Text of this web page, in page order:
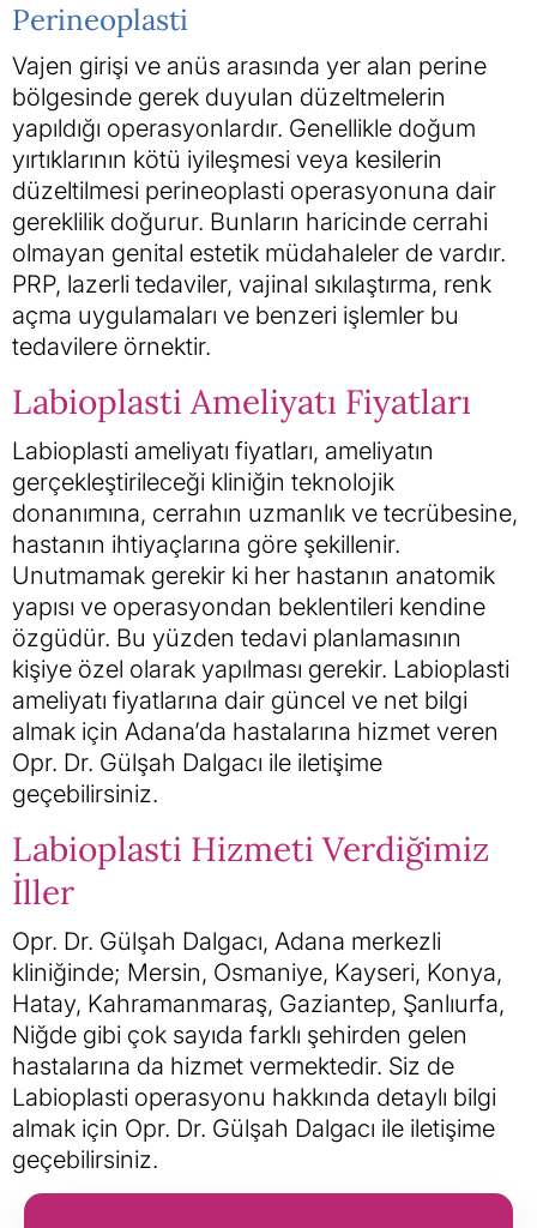
Perineoplasti
Vajen girişi ve anüs arasında yer alan perine
bölgesinde gerek duyulan düzeltmelerin
yapıldığı operasyonlardır. Genellikle doğum
yırtıklarının kötü iyileşmesi veya kesilerin
düzeltilmesi perineoplasti operasyonuna dair
gereklilik doğurur. Bunların haricinde cerrahi
olmayan genital estetik müdahaleler de vardır.
PRP, lazerli tedaviler, vajinal sıkılaştırma, renk
açma uygulamaları ve benzeri işlemler bu
tedavilere örnektir.
Labioplasti Ameliyatı Fiyatları
Labioplasti ameliyatı fiyatları, ameliyatın
gerçekleştirileceği kliniğin teknolojik
donanımına, cerrahın uzmanlık ve tecrübesine,
hastanın ihtiyaçlarına göre şekillenir.
Unutmamak gerekir ki her hastanın anatomik
yapısı ve operasyondan beklentileri kendine
özgüdür. Bu yüzden tedavi planlamasının
kişiye özel olarak yapılması gerekir. Labioplasti
ameliyatı fiyatlarına dair güncel ve net bilgi
almak için Adana’da hastalarına hizmet veren
Opr. Dr. Gülşah Dalgacı ile iletişime
geçebilirsiniz.
Labioplasti Hizmeti Verdiğimiz
İller
Opr. Dr. Gülşah Dalgacı, Adana merkezli
kliniğinde; Mersin, Osmaniye, Kayseri, Konya,
Hatay, Kahramanmaraş, Gaziantep, Şanlıurfa,
Niğde gibi çok sayıda farklı şehirden gelen
hastalarına da hizmet vermektedir. Siz de
Labioplasti operasyonu hakkında detaylı bilgi
almak için Opr. Dr. Gülşah Dalgacı ile iletişime
geçebilirsiniz.